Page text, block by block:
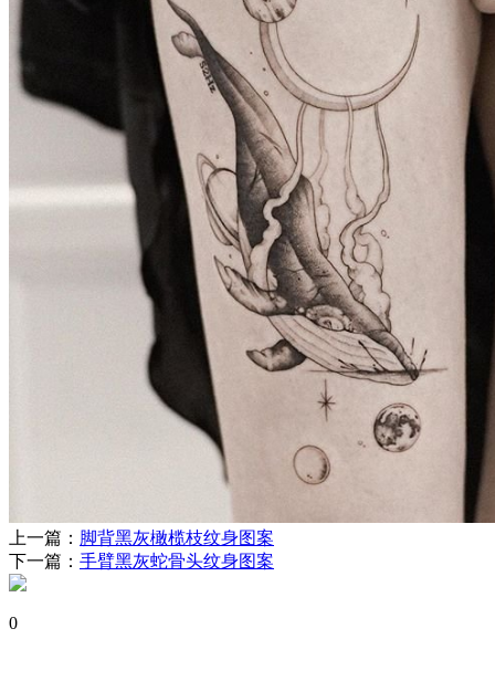
上一篇： 脚背黑灰橄榄枝纹身图案
下一篇： 手臂黑灰蛇骨头纹身图案
0